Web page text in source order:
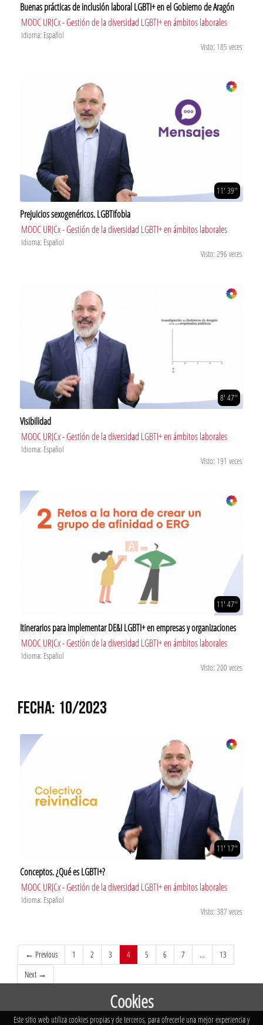
Buenas prácticas de inclusión laboral LGBTI+ en el Gobierno de Aragón
MOOC URJCx - Gestión de la diversidad LGBTI+ en ámbitos laborales
Idioma: Español
Visto: 185 veces
11' 39''
Prejuicios sexogenéricos. LGBTIfobia
MOOC URJCx - Gestión de la diversidad LGBTI+ en ámbitos laborales
Idioma: Español
Visto: 296 veces
8' 47''
Visibilidad
MOOC URJCx - Gestión de la diversidad LGBTI+ en ámbitos laborales
Idioma: Español
Visto: 191 veces
11' 47''
Itinerarios para implementar DE&I LGBTI+ en empresas y organizaciones
MOOC URJCx - Gestión de la diversidad LGBTI+ en ámbitos laborales
Idioma: Español
Visto: 200 veces
FECHA: 10/2023
11' 17''
Conceptos. ¿Qué es LGBTI+?
MOOC URJCx - Gestión de la diversidad LGBTI+ en ámbitos laborales
Idioma: Español
Visto: 387 veces
← Previous 1 2 3 4(current)
5 6 7 …
13
Next →
Cookies
Este sitio web utiliza cookies propias y de terceros, para ofrecerle una mejor experiencia y